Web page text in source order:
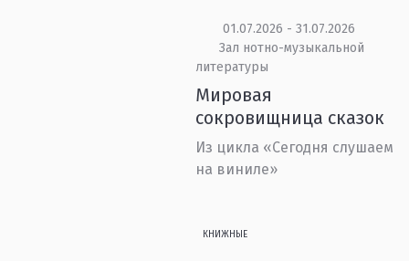
01.07.2026 - 31.07.2026
Зал нотно-музыкальной
литературы
Мировая
сокровищница сказок
Из цикла «Сегодня слушаем
на виниле»
КНИЖНЫЕ